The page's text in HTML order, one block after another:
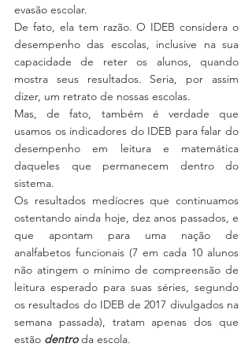
evasão escolar.
De fato, ela tem razão. O IDEB considera o
desempenho das escolas, inclusive na sua
capacidade de reter os alunos, quando
mostra seus resultados. Seria, por assim
dizer, um retrato de nossas escolas.
Mas, de fato, também é verdade que
usamos os indicadores do IDEB para falar do
desempenho em leitura e matemática
daqueles que permanecem dentro do
sistema.
Os resultados medíocres que continuamos
ostentando ainda hoje, dez anos passados, e
que apontam para uma nação de
analfabetos funcionais (7 em cada 10 alunos
não atingem o mínimo de compreensão de
leitura esperado para suas séries, segundo
os resultados do IDEB de 2017 divulgados na
semana passada), tratam apenas dos que
estão dentro da escola.